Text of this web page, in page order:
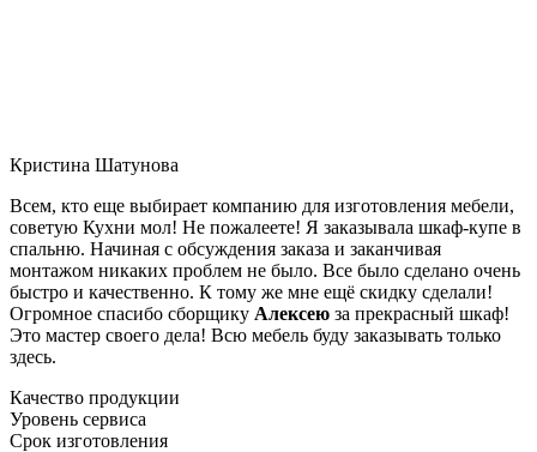
Кристина Шатунова
Всем, кто еще выбирает компанию для изготовления мебели,
советую Кухни мол! Не пожалеете! Я заказывала шкаф-купе в
спальню. Начиная с обсуждения заказа и заканчивая
монтажом никаких проблем не было. Все было сделано очень
быстро и качественно. К тому же мне ещё скидку сделали!
Огромное спасибо сборщику Алексею за прекрасный шкаф!
Это мастер своего дела! Всю мебель буду заказывать только
здесь.
Качество продукции
Уровень сервиса
Срок изготовления